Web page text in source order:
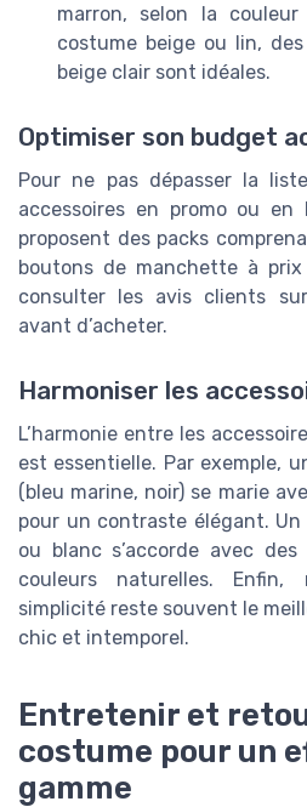
marron, selon la
costume beige ou lin,
beige clair sont idéales.
Optimiser son budget
Pour ne pas dépasser la
accessoires en promo ou
proposent des packs
boutons de manchette à
consulter les avis clients
avant d’acheter.
Harmoniser les
L’harmonie entre les
est essentielle. Par exemple,
(bleu marine, noir) se marie
pour un contraste élégant.
ou blanc s’accorde avec
couleurs naturelles. Enfin,
simplicité reste souvent le
chic et intemporel.
Entretenir et
costume pour un
gamme